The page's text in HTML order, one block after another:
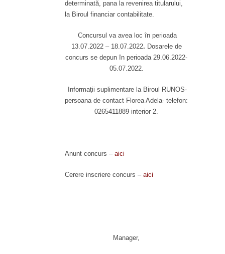
determinată, pana la revenirea titularului,
la Biroul financiar contabilitate.
Concursul va avea loc în perioada
13.07.2022 – 18.07.2022. Dosarele de
concurs se depun în perioada 29.06.2022-
05.07.2022.
Informaţii suplimentare la Biroul RUNOS-
persoana de contact Florea Adela- telefon:
0265411889 interior 2.
Anunt concurs – aici
Cerere inscriere concurs – aici
Manager,